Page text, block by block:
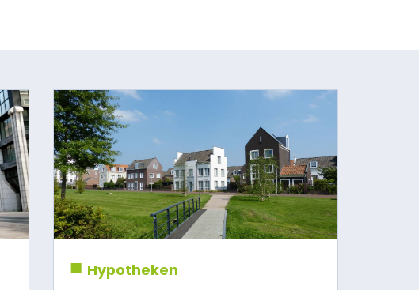
Hypotheken